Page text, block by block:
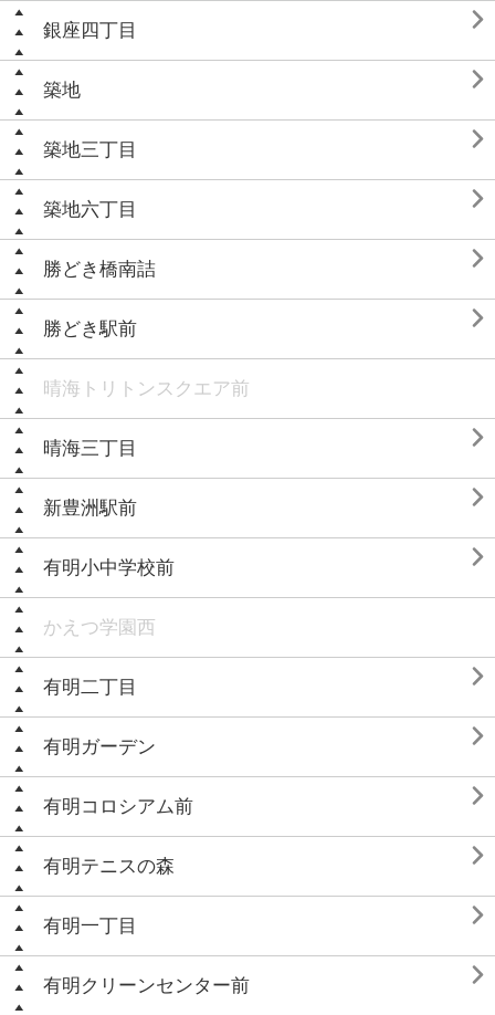
銀座四丁目 
築地 
築地三丁目 
築地六丁目 
勝どき橋南詰 
勝どき駅前 
晴海トリトンスクエア前
晴海三丁目 
新豊洲駅前 
有明小中学校前 
かえつ学園西
有明二丁目 
有明ガーデン 
有明コロシアム前 
有明テニスの森 
有明一丁目 
有明クリーンセンター前 